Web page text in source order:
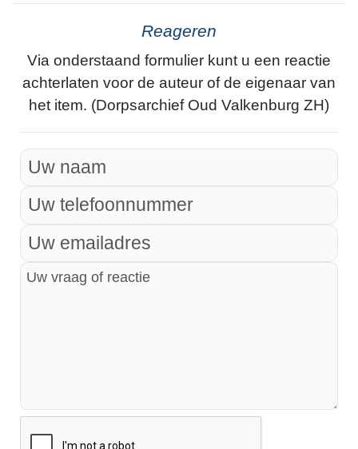
Reageren
Via onderstaand formulier kunt u een reactie
achterlaten voor de auteur of de eigenaar van
het item. (Dorpsarchief Oud Valkenburg ZH)